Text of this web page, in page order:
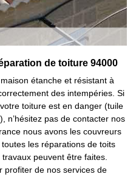
de toiture 94000
étanche et résistant à
des intempéries. Si
toiture est en danger (tuile
n’hésitez pas de contacter nos
nous avons les couvreurs
les réparations de toits
peuvent être faites.
profiter de nos services de